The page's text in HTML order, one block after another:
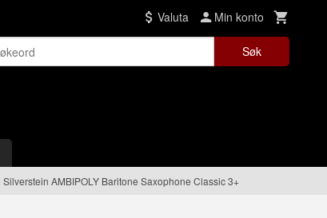
Valuta Min konto
Søk
Silverstein AMBIPOLY Baritone Saxophone Classic 3+